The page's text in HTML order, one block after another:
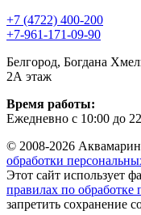
+7 (4722) 400-200
+7-961-171-09-90
Белгород, Богдана
2А этаж
Время работы:
Ежедневно с 10:00 до
© 2008-2026
обработки
Этот сайт использует
правилах по
запретить сохранение